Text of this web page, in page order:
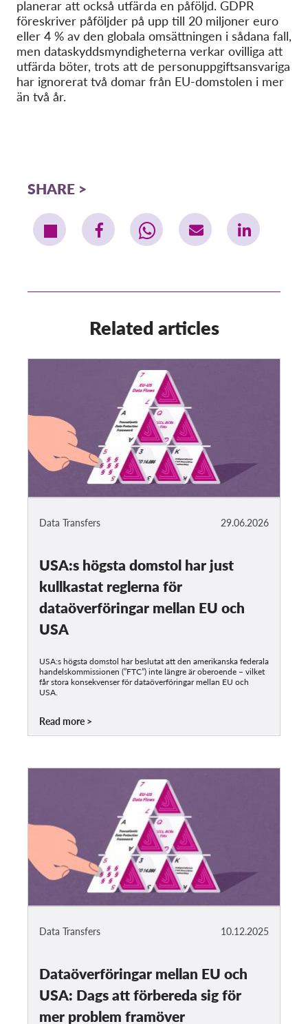
planerar att också utfärda en påföljd. GDPR
föreskriver påföljder på upp till 20 miljoner euro
eller 4 % av den globala omsättningen i sådana fall,
men dataskyddsmyndigheterna verkar ovilliga att
utfärda böter, trots att de personuppgiftsansvariga
har ignorerat två domar från EU-domstolen i mer
än två år.
SHARE
Related articles
29.06.2026
Data Transfers
USA:s högsta domstol har just
kullkastat reglerna för
dataöverföringar mellan EU och
USA
USA:s högsta domstol har beslutat att den amerikanska federala
handelskommissionen (”FTC”) inte längre är oberoende – vilket
får stora konsekvenser för dataöverföringar mellan EU och
USA.
Read more
10.12.2025
Data Transfers
Dataöverföringar mellan EU och
USA: Dags att förbereda sig för
mer problem framöver